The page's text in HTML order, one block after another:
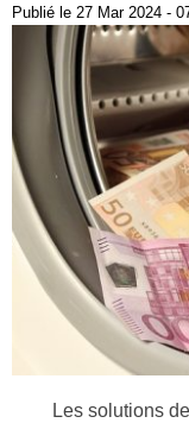
Publié le 27 Mar 2024 -
Les solutions